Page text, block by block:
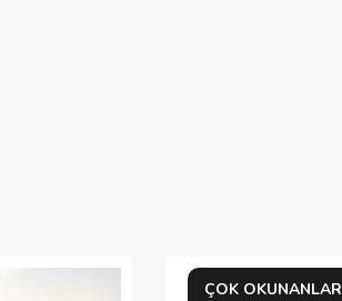
ÇOK OKUNANLAR